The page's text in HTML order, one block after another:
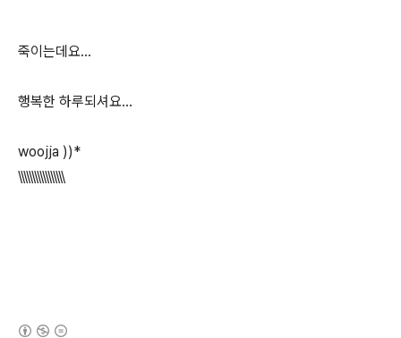
죽이는데요...
행복한 하루되셔요...
woojja ))*
\\\\\\\\\\\\\\\\\